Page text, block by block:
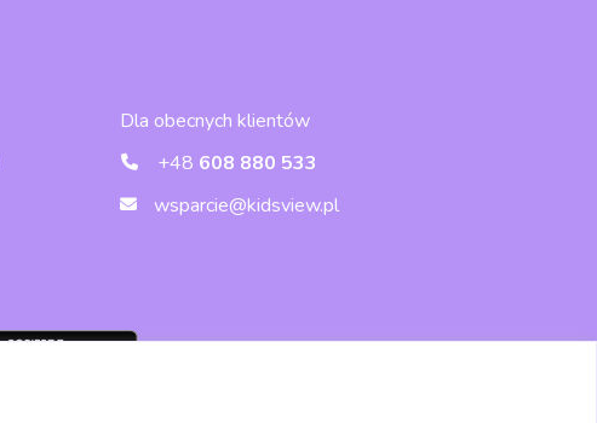
Dla obecnych klientów
+48 608 880 533
wsparcie@kidsview.pl